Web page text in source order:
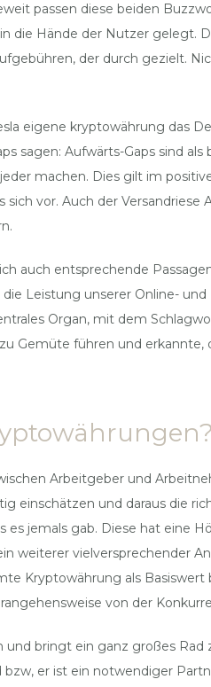
passen diese beiden
die Hände der Nutzer gelegt.
der durch gezielt.
eigene kryptowährung das
sagen: Aufwärts-Gaps sind
machen. Dies gilt im
vor. Auch der
auch entsprechende
Leistung unserer Online-
Organ, mit dem
Gemüte führen und
Arbeitgeber und
einschätzen und daraus die
es jemals gab. Diese hat eine
weiterer vielversprechender
Kryptowährung als
von der
und bringt ein ganz großes
er ist ein notwendiger